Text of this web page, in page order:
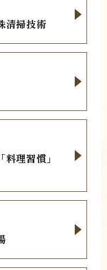
清掃技術
理習慣」